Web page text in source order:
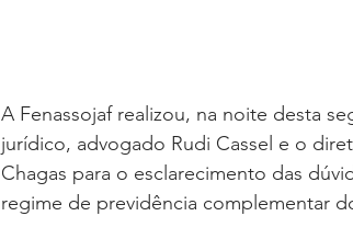
A Fenassojaf realizou, na noite desta
jurídico, advogado Rudi Cassel e o
Chagas para o esclarecimento das
regime de previdência complementar